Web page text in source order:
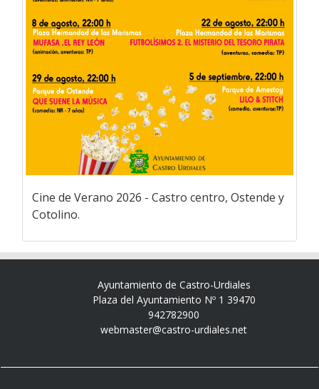
Cine de Verano 2026 - Castro centro, Ostende y
Cotolino.
Ayuntamiento de Castro-Urdiales
Plaza del Ayuntamiento Nº 1 39470
942782900
webmaster@castro-urdiales.net